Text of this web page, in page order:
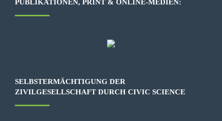
PUBLIKATIONEN, PRINT & ONLINE-MEDIEN:
SELBSTERMÄCHTIGUNG DER
ZIVILGESELLSCHAFT DURCH CIVIC SCIENCE